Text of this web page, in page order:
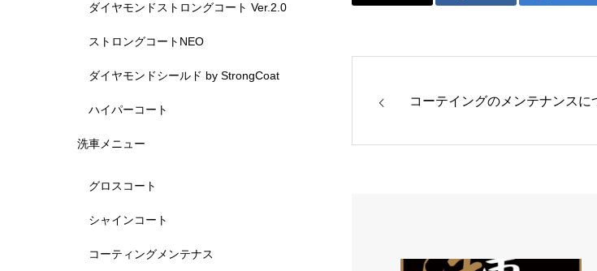
コーテイングのメンテナンスに
ダイヤモンドストロングコート Ver.2.0
ストロングコートNEO
ダイヤモンドシールド by StrongCoat
ハイパーコート
洗車メニュー
グロスコート
シャインコート
コーティングメンテナス